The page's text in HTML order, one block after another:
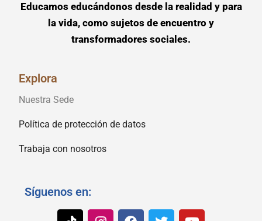
Educamos educándonos desde la realidad y para
la vida, como sujetos de encuentro y
transformadores sociales.
Explora
Nuestra Sede
Política de protección de datos
Trabaja con nosotros
Síguenos en: